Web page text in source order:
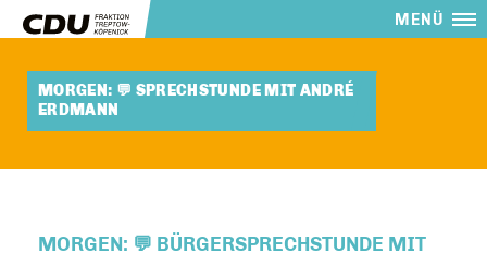
MENÜ
MORGEN: 💬 SPRECHSTUNDE MIT ANDRÉ
ERDMANN
MORGEN: 💬 BÜRGERSPRECHSTUNDE MIT